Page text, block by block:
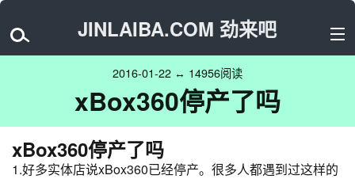
JINLAIBA.COM 劲来吧
2016-01-22 ↔ 14956阅读
xBox360停产了吗
xBox360停产了吗
1.好多实体店说xBox360已经停产。很多人都遇到过这样的